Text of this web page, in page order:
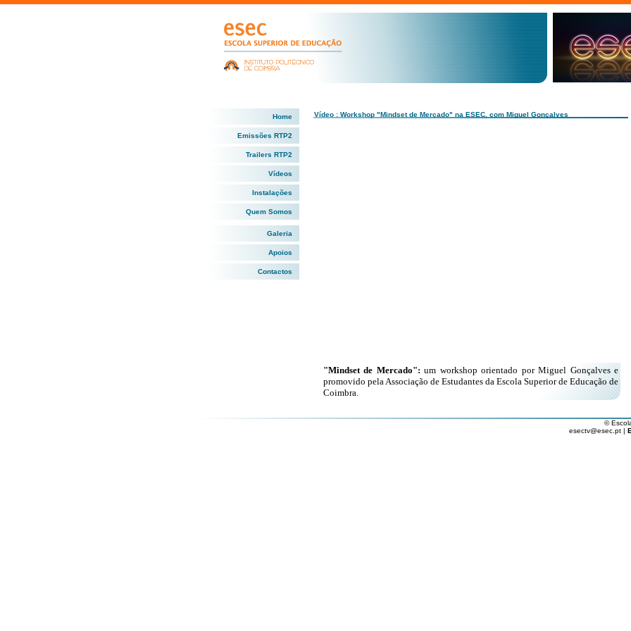
Home
Emissões RTP2
Trailers RTP2
Vídeos
Instalações
Quem Somos
Galeria
Apoios
Contactos
Vídeo : Workshop "Mindset de Mercado" na ESEC, com Miguel Gonçalves
"Mindset de Mercado": um workshop orientado por Miguel Gonçalves e
promovido pela Associação de Estudantes da Escola Superior de Educação de
Coimbra.
©
esectv@esec.pt |